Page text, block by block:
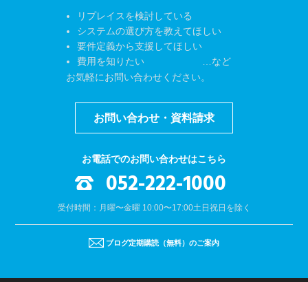
リプレイスを検討している
システムの選び方を教えてほしい
要件定義から支援してほしい
費用を知りたい …など
お気軽にお問い合わせください。
お問い合わせ・資料請求
お電話でのお問い合わせはこちら
052-222-1000
受付時間：月曜〜金曜 10:00〜17:00土日祝日を除く
ブログ定期購読（無料）のご案内